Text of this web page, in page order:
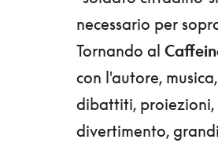
necessario per
Tornando al
con l'autore,
dibattiti, proiezioni,
divertimento,